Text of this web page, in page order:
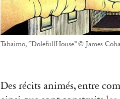
Tabaimo, “DolefullHouse” © James
Des récits animés, entre